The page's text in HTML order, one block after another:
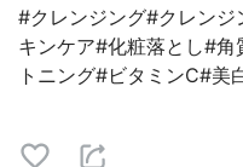
#クレンジング#クレン
キンケア#化粧落とし#
トニング#ビタミンC#美